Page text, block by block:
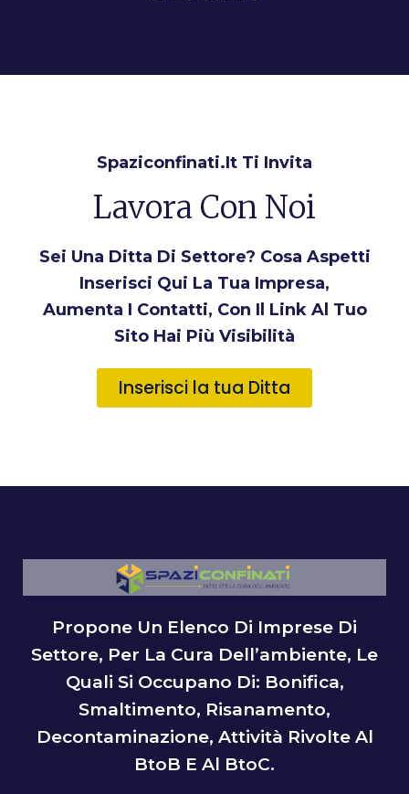
Spaziconfinati.it Ti Invita
Lavora Con Noi
Sei Una Ditta Di Settore? Cosa Aspetti
Inserisci Qui La Tua Impresa,
Aumenta I Contatti, Con Il Link Al Tuo
Sito Hai Più Visibilità
Inserisci la tua Ditta
Propone Un Elenco Di Imprese Di
Settore, Per La Cura Dell’ambiente, Le
Quali Si Occupano Di: Bonifica,
Smaltimento, Risanamento,
Decontaminazione, Attività Rivolte Al
BtoB E Al BtoC.